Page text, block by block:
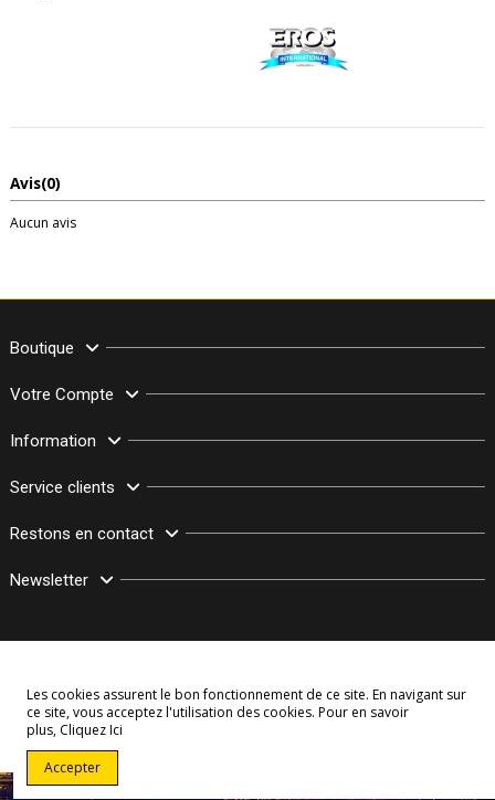
Avis(0)
Aucun avis
Boutique
Votre Compte
Information
Service clients
Restons en contact
Newsletter
© Copyright 2003–2026 Bollymarket.com - Tous Droits Réservés
Les cookies assurent le bon fonctionnement de ce site. En navigant sur
ce site, vous acceptez l'utilisation des cookies. Pour en savoir
plus, Cliquez Ici
Accepter